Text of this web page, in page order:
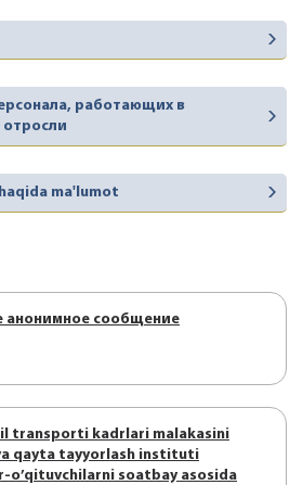
работающих в
отросли
ma'lumot
анонимное сообщение
trаnspоrti kаdrlаri mаlаkаsini
qаytа tаyyorlаsh instituti
o’qituvchilаrni sоаtbаy аsоsidа